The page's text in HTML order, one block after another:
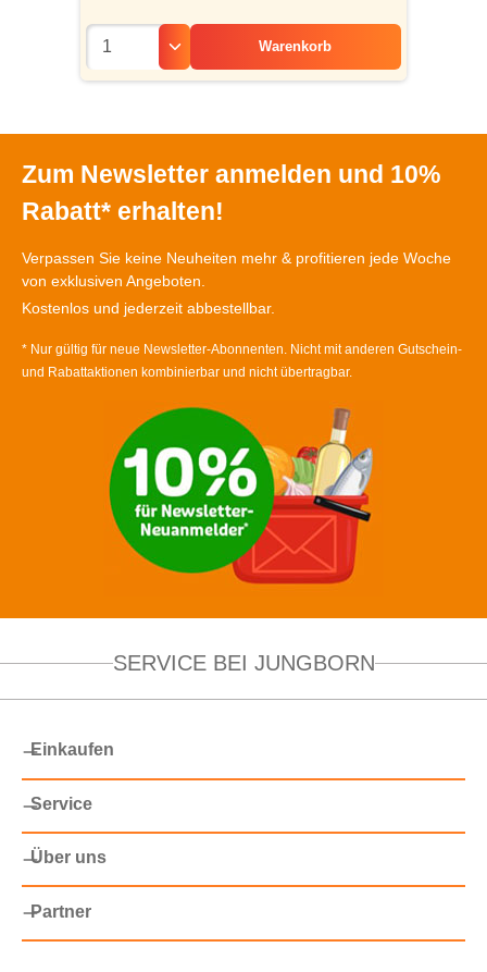
Warenkorb
Zum Newsletter anmelden und 10%
Rabatt* erhalten!
Verpassen Sie keine Neuheiten mehr & profitieren jede Woche
von exklusiven Angeboten.
Kostenlos und jederzeit abbestellbar.
* Nur gültig für neue Newsletter-Abonnenten. Nicht mit anderen Gutschein-
und Rabattaktionen kombinierbar und nicht übertragbar.
SERVICE BEI JUNGBORN
Einkaufen
Service
Über uns
Partner